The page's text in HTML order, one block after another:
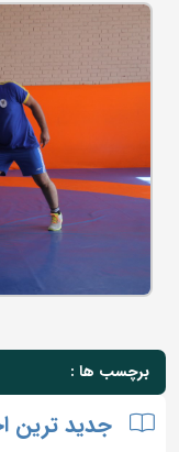
برچسب ها :
جدید ترین